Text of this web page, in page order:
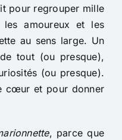
pour regrouper mille
amoureux et les
au sens large. Un
tout (ou presque),
(ou presque).
cœur et pour donner
, parce que